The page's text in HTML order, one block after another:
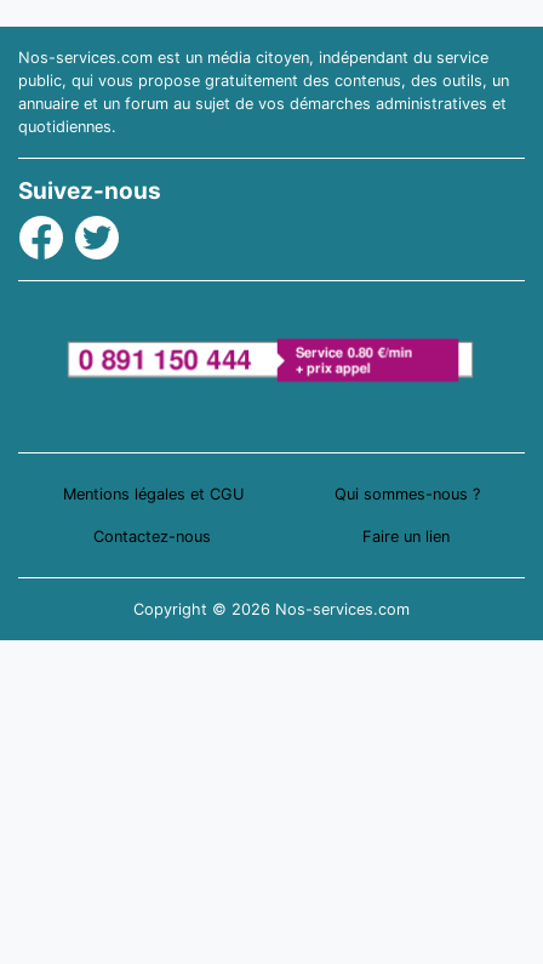
Nos-services.com est un média citoyen, indépendant du service
public, qui vous propose gratuitement des contenus, des outils, un
annuaire et un forum au sujet de vos démarches administratives et
quotidiennes.
Suivez-nous
Facebook
Twitter
Mentions légales et CGU Qui sommes-nous ?
Contactez-nous Faire un lien
Copyright © 2026 Nos-services.com